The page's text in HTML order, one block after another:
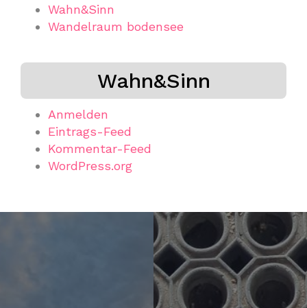
Wahn&Sinn
Wandelraum bodensee
Wahn&Sinn
Anmelden
Eintrags-Feed
Kommentar-Feed
WordPress.org